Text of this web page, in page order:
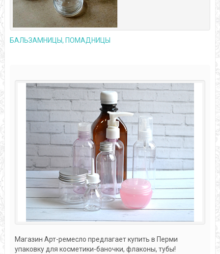
БАЛЬЗАМНИЦЫ, ПОМАДНИЦЫ
Магазин Арт-ремесло предлагает купить в Перми
упаковку для косметики-баночки, флаконы, тубы!